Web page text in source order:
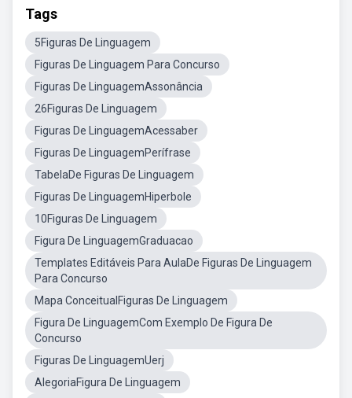
Tags
5Figuras De Linguagem
Figuras De Linguagem Para Concurso
Figuras De LinguagemAssonância
26Figuras De Linguagem
Figuras De LinguagemAcessaber
Figuras De LinguagemPerífrase
TabelaDe Figuras De Linguagem
Figuras De LinguagemHiperbole
10Figuras De Linguagem
Figura De LinguagemGraduacao
Templates Editáveis Para AulaDe Figuras De Linguagem
Para Concurso
Mapa ConceitualFiguras De Linguagem
Figura De LinguagemCom Exemplo De Figura De
Concurso
Figuras De LinguagemUerj
AlegoriaFigura De Linguagem